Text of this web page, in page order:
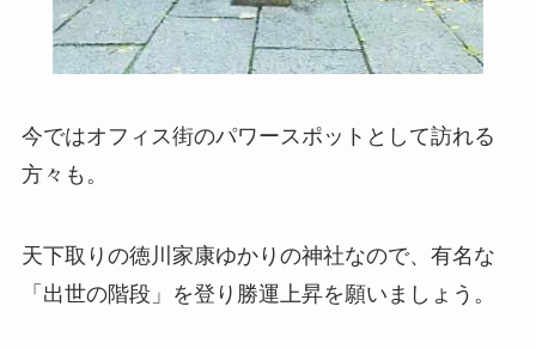
今ではオフィス街のパワースポットとして訪れる
方々も。
天下取りの徳川家康ゆかりの神社なので、有名な
「出世の階段」を登り勝運上昇を願いましょう。